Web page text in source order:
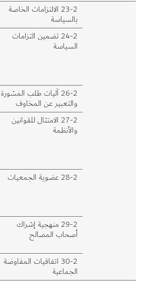
2‑23 الالتزامات الخاصة
بالسياسة
2‑24 تضمين التزامات
السياسة
2‑26 آليات طلب المشورة
والتعبير عن المخاوف
2‑27 الامتثال للقوانين
والأنظمة
2‑28 عضوية الجمعيات
2‑29 منهجية إشراك
أصحاب المصالح
2‑30 اتفاقيات المفاوضة
الجماعية